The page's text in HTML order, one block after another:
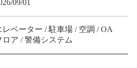
09/01
レベーター / 駐車場 / 空調 / OA
ロア / 警備システム